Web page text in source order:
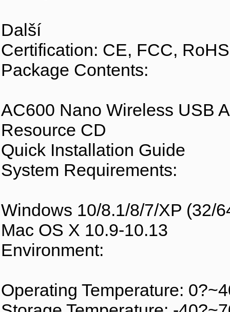
Další
Certification: CE, FCC, RoHS
Package Contents:
AC600 Nano Wireless USB
Resource CD
Quick Installation Guide
System Requirements:
Windows 10/8.1/8/7/XP (32/
Mac OS X 10.9-10.13
Environment:
Operating Temperature: